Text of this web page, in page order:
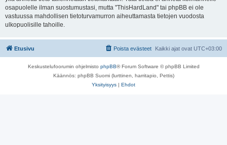
osapuolelle ilman suostumustasi, mutta "ThisHardLand" tai phpBB ei ole
vastuussa mahdollisen tietoturvamurron aiheuttamasta tietojen vuodosta
ulkopuolisille tahoille.
Etusivu Kaikki ajat ovat UTC+03:00
Poista evästeet
Keskustelufoorumin ohjelmisto phpBB® Forum Software © phpBB Limited
Käännös: phpBB Suomi (lurttinen, harritapio, Pettis)
Yksityisyys | Ehdot